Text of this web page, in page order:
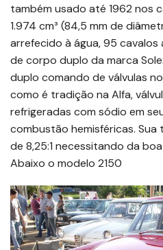
também usado até 1962 nos
1.974 cm³ (84,5 mm de
arrefecido à água, 95
de corpo duplo da marca
duplo comando de válvulas
como é tradição na Alfa,
refrigeradas com sódio em
combustão hemisféricas.
de 8,25:1 necessitando da
Abaixo o modelo 2150